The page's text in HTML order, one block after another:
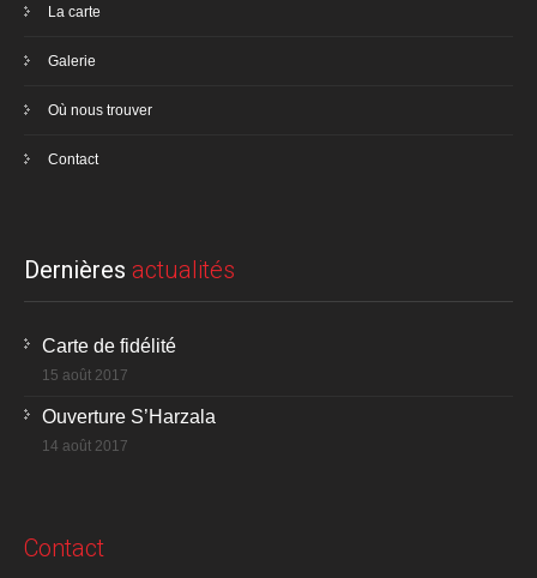
La carte
Galerie
Où nous trouver
Contact
Dernières actualités
Carte de fidélité
15 août 2017
Ouverture S’Harzala
14 août 2017
Contact